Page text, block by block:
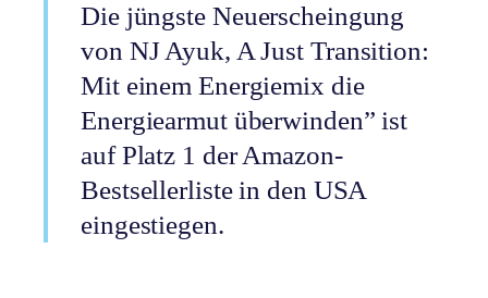
Die jüngste Neuerscheingung
von NJ Ayuk, A Just Transition:
Mit einem Energiemix die
Energiearmut überwinden” ist
auf Platz 1 der Amazon-
Bestsellerliste in den USA
eingestiegen.